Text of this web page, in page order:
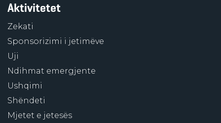
Aktivitetet
Zekati
Sponsorizimi i jetimëve
Uji
Ndihmat emergjente
Ushqimi
Shëndeti
Mjetet e jetesës